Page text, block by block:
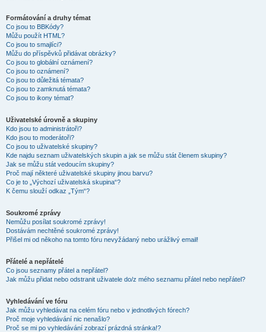
Formátování a druhy témat
Co jsou to BBKódy?
Můžu použít HTML?
Co jsou to smajlíci?
Můžu do příspěvků přidávat obrázky?
Co jsou to globální oznámení?
Co jsou to oznámení?
Co jsou to důležitá témata?
Co jsou to zamknutá témata?
Co jsou to ikony témat?
Uživatelské úrovně a skupiny
Kdo jsou to administrátoři?
Kdo jsou to moderátoři?
Co jsou to uživatelské skupiny?
Kde najdu seznam uživatelských skupin a jak se můžu stát členem skupiny?
Jak se můžu stát vedoucím skupiny?
Proč mají některé uživatelské skupiny jinou barvu?
Co je to „Výchozí uživatelská skupina“?
K čemu slouží odkaz „Tým“?
Soukromé zprávy
Nemůžu posílat soukromé zprávy!
Dostávám nechtěné soukromé zprávy!
Přišel mi od někoho na tomto fóru nevyžádaný nebo urážlivý email!
Přátelé a nepřátelé
Co jsou seznamy přátel a nepřátel?
Jak můžu přidat nebo odstranit uživatele do/z mého seznamu přátel nebo nepřátel?
Vyhledávání ve fóru
Jak můžu vyhledávat na celém fóru nebo v jednotlivých fórech?
Proč moje vyhledávání nic nenašlo?
Proč se mi po vyhledávání zobrazí prázdná stránka!?